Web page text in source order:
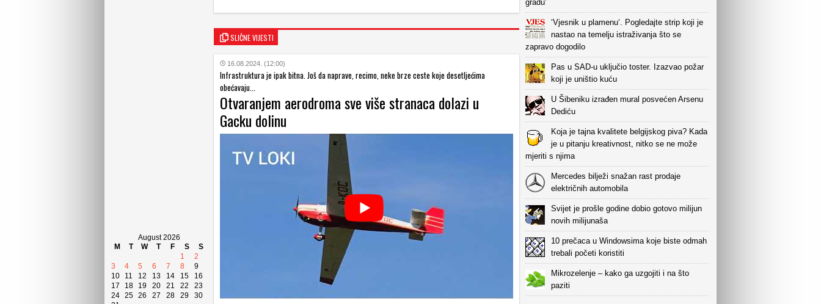
August 2026
M
T W T F S
S
1
2
3
4 5 6 7 8
9
10
11 12 13 14 15
16
17
18 19 20 21 22
23
24 25 26 27 28 29
30
SLIČNE VIJESTI
16.08.2024. (12:00)
Infrastruktura je ipak bitna. Još da naprave, recimo, neke brze ceste koje desetljećima
obećavaju...
Otvaranjem aerodroma sve više stranaca dolazi u
Gacku dolinu
gradu’
‘Vjesnik u plamenu‘. Pogledajte strip koji je
nastao na temelju istraživanja što se
zapravo dogodilo
Pas u SAD-u uključio toster. Izazvao požar
koji je uništio kuću
U Šibeniku izrađen mural posvećen Arsenu
Dediću
Koja je tajna kvalitete belgijskog piva? Kada
je u pitanju kreativnost, nitko se ne može
mjeriti s njima
Mercedes bilježi snažan rast prodaje
električnih automobila
Svijet je prošle godine dobio gotovo milijun
novih milijunaša
10 prečaca u Windowsima koje biste odmah
trebali početi koristiti
Mikrozelenje – kako ga uzgojiti i na što
paziti